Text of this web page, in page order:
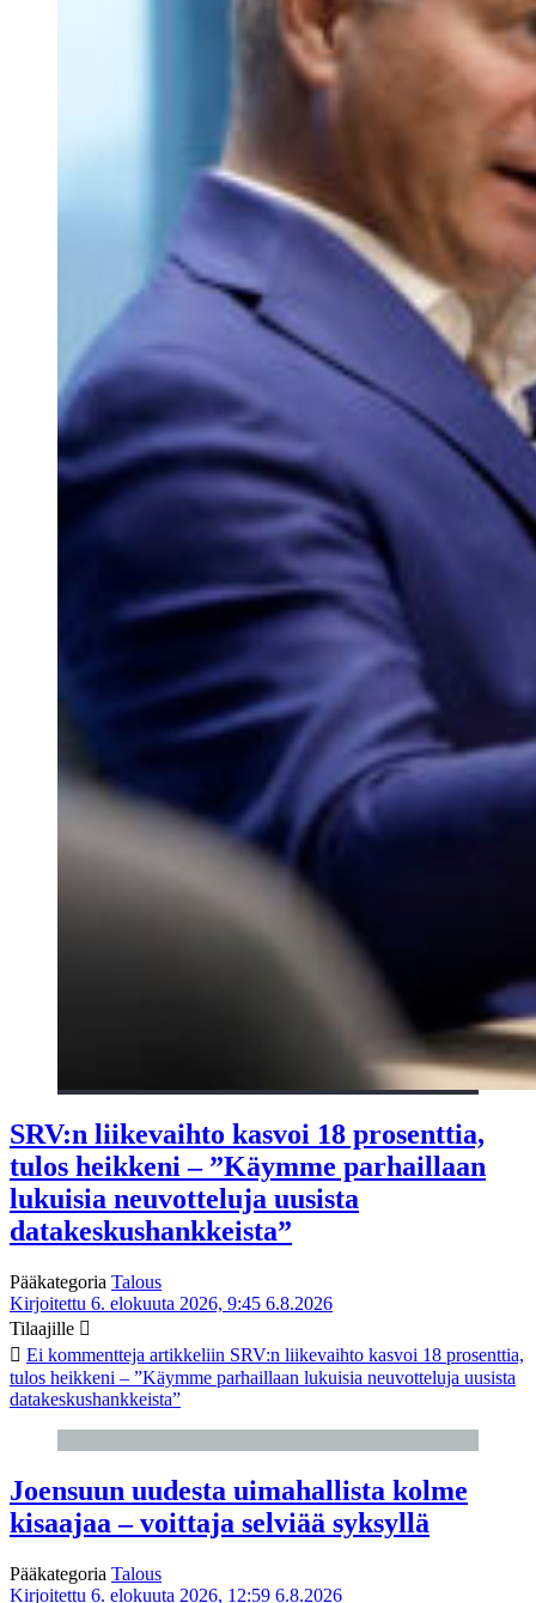
SRV:n liikevaihto kasvoi 18 prosenttia,
tulos heikkeni – ”Käymme parhaillaan
lukuisia neuvotteluja uusista
datakeskushankkeista”
Pääkategoria Talous
Kirjoitettu 6. elokuuta 2026, 9:45 6.8.2026
Tilaajille
Ei kommentteja artikkeliin SRV:n liikevaihto kasvoi 18 prosenttia,
tulos heikkeni – ”Käymme parhaillaan lukuisia neuvotteluja uusista
datakeskushankkeista”
Joensuun uudesta uimahallista kolme
kisaajaa – voittaja selviää syksyllä
Pääkategoria Talous
Kirjoitettu 6. elokuuta 2026, 12:59 6.8.2026